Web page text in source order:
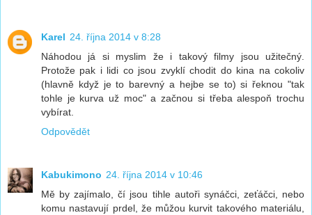
Karel 24. října 2014 v 8:28
Náhodou já si myslim že i takový filmy jsou užitečný.
Protože pak i lidi co jsou zvyklí chodit do kina na cokoliv
(hlavně když je to barevný a hejbe se to) si řeknou "tak
tohle je kurva už moc" a začnou si třeba alespoň trochu
vybírat.
Odpovědět
Kabukimono 24. října 2014 v 10:46
Mě by zajímalo, čí jsou tihle autoři synáčci, zeťáčci, nebo
komu nastavují prdel, že můžou kurvit takového materiálu,